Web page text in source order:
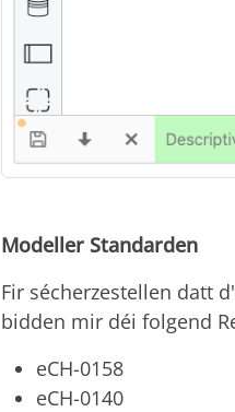
Modeller Standarden
Fir sécherzestellen datt
bidden mir déi folgend
eCH-0158
eCH-0140